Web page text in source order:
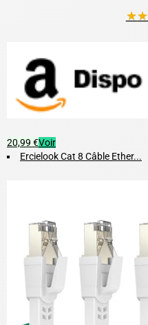
★★
20,99 €Voir
Ercielook Cat 8 Câble Ether...